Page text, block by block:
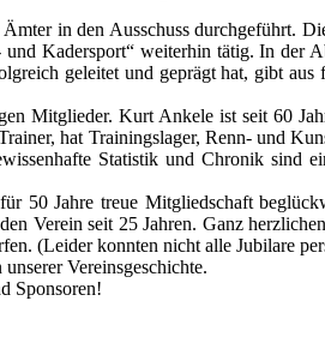
in den Ausschuss durchgeführt.
Kadersport“ weiterhin tätig. In der
geleitet und geprägt hat, gibt
Mitglieder. Kurt Ankele ist seit 60
hat Trainingslager, Renn- und
Statistik und Chronik sind
50 Jahre treue Mitgliedschaft
Verein seit 25 Jahren. Ganz
(Leider konnten nicht alle Jubilare
Vereinsgeschichte.
Sponsoren!